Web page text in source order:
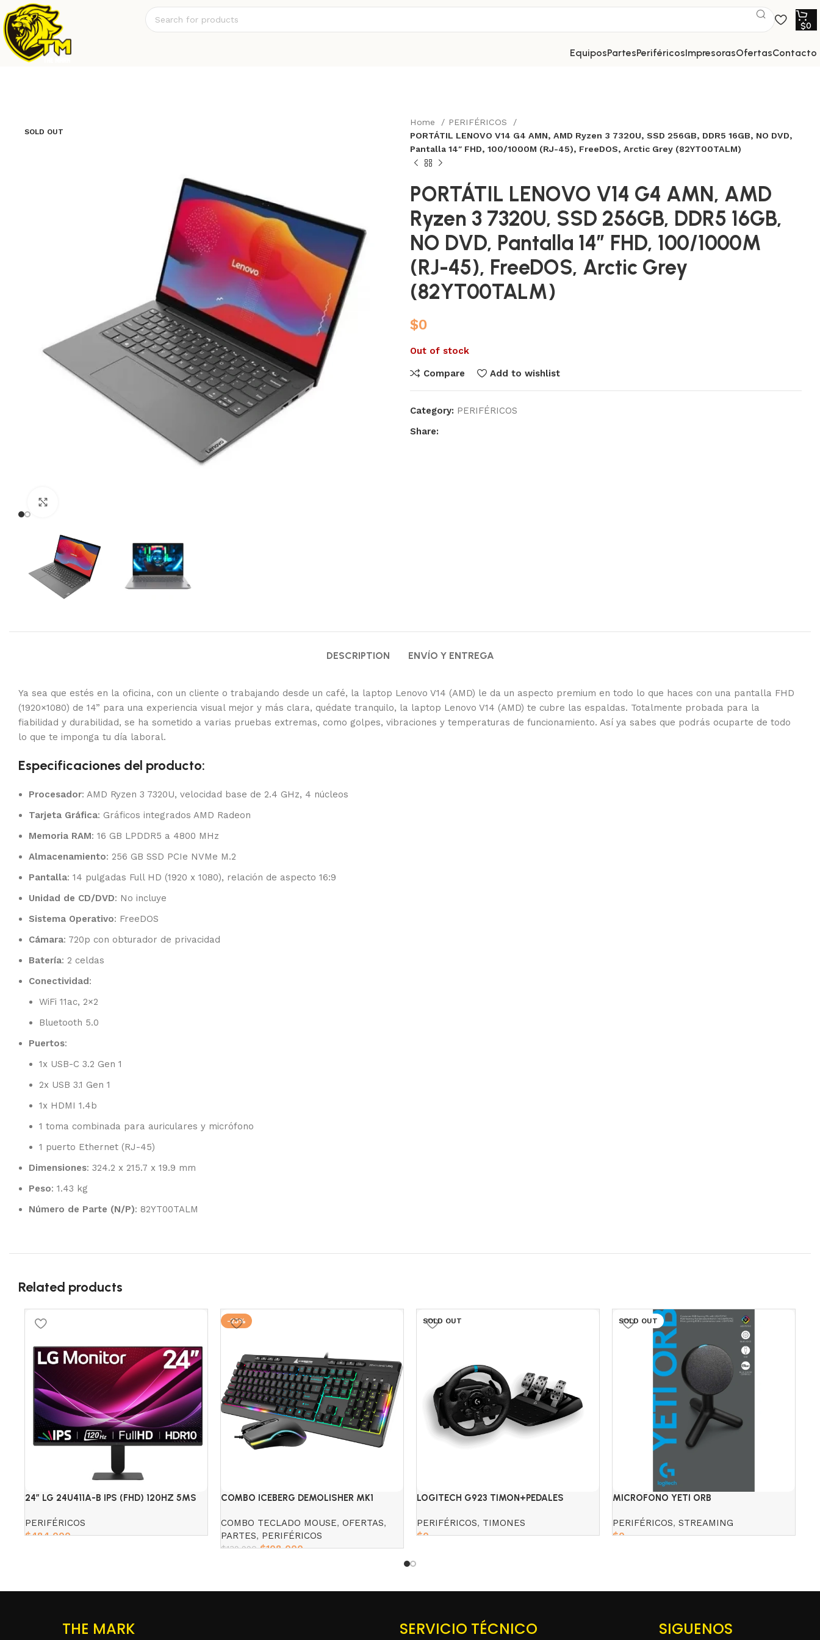
$0
equipos partes periféricos impresoras ofertas contacto
SOLD OUT
Home
PERIFÉRICOS
PORTÁTIL LENOVO V14 G4 AMN, AMD Ryzen 3 7320U, SSD 256GB, DDR5 16GB, NO DVD,
Pantalla 14″ FHD, 100/1000M (RJ-45), FreeDOS, Arctic Grey (82YT00TALM)
PORTÁTIL LENOVO V14 G4 AMN, AMD
Ryzen 3 7320U, SSD 256GB, DDR5 16GB,
NO DVD, Pantalla 14″ FHD, 100/1000M
(RJ-45), FreeDOS, Arctic Grey
(82YT00TALM)
$0
Out of stock
Compare Add to wishlist
Category: PERIFÉRICOS
Share:
DESCRIPTION ENVÍO Y ENTREGA
Ya sea que estés en la oficina, con un cliente o trabajando desde un café, la laptop Lenovo V14 (AMD) le da un aspecto premium en todo lo que haces con una pantalla FHD
(1920×1080) de 14” para una experiencia visual mejor y más clara, quédate tranquilo, la laptop Lenovo V14 (AMD) te cubre las espaldas. Totalmente probada para la
fiabilidad y durabilidad, se ha sometido a varias pruebas extremas, como golpes, vibraciones y temperaturas de funcionamiento. Así ya sabes que podrás ocuparte de todo
lo que te imponga tu día laboral.
Especificaciones del producto:
Procesador: AMD Ryzen 3 7320U, velocidad base de 2.4 GHz, 4 núcleos
Tarjeta Gráfica: Gráficos integrados AMD Radeon
Memoria RAM: 16 GB LPDDR5 a 4800 MHz
Almacenamiento: 256 GB SSD PCIe NVMe M.2
Pantalla: 14 pulgadas Full HD (1920 x 1080), relación de aspecto 16:9
Unidad de CD/DVD: No incluye
Sistema Operativo: FreeDOS
Cámara: 720p con obturador de privacidad
Batería: 2 celdas
Conectividad:
WiFi 11ac, 2×2
Bluetooth 5.0
Puertos:
1x USB-C 3.2 Gen 1
2x USB 3.1 Gen 1
1x HDMI 1.4b
1 toma combinada para auriculares y micrófono
1 puerto Ethernet (RJ-45)
Dimensiones: 324.2 x 215.7 x 19.9 mm
Peso: 1.43 kg
Número de Parte (N/P): 82YT00TALM
Related products
24″ LG 24U411A-B IPS (FHD) 120HZ 5MS
PERIFÉRICOS
$484,000
-23%
COMBO ICEBERG DEMOLISHER MK1
COMBO TECLADO MOUSE, OFERTAS,
PARTES, PERIFÉRICOS
$139,990 $108,000
SOLD OUT
LOGITECH G923 TIMON+PEDALES
PERIFÉRICOS, TIMONES
$0
SOLD OUT
MICROFONO YETI ORB
PERIFÉRICOS, STREAMING
$0
THE MARK SERVICIO TÉCNICO SIGUENOS